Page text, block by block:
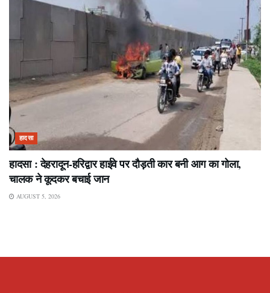
हादसा
हादसा : देहरादून-हरिद्वार हाईवे पर दौड़ती कार बनी आग का गोला,
चालक ने कूदकर बचाई जान
AUGUST 5, 2026